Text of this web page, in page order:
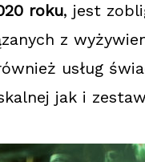
roku, jest
z
usług
jak i